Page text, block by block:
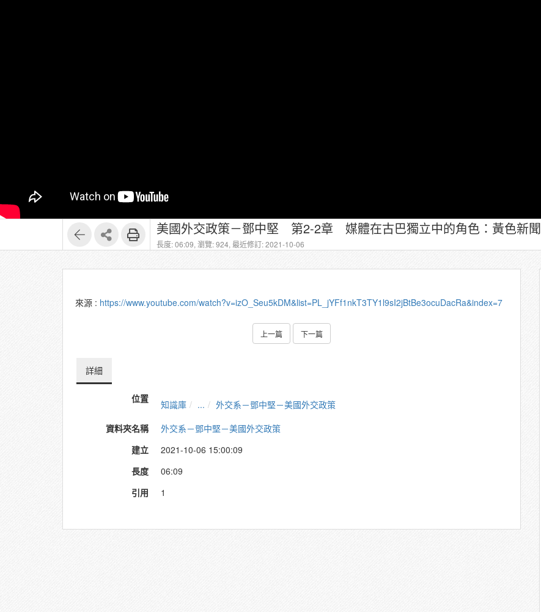
美國外交政策－鄧中堅 第2-2章 媒體在古巴獨立中的角色：黃色新聞
長度: 06:09, 瀏覽: 924, 最近修訂: 2021-10-06
來源 : https://www.youtube.com/watch?v=izO_Seu5kDM&list=PL_jYFf1nkT3TY1l9sI2jBtBe3ocuDacRa&index=7
上一篇 下一篇
詳細
位置 知識庫 ...
外交系－鄧中堅－美國外交政策
資料夾名稱
外交系－鄧中堅－美國外交政策
建立
2021-10-06 15:00:09
長度
06:09
引用
1